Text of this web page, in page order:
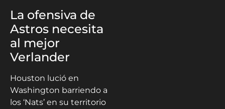
La ofensiva de
Astros necesita
al mejor
Verlander
Houston lució en
Washington barriendo a
los ‘Nats’ en su territorio